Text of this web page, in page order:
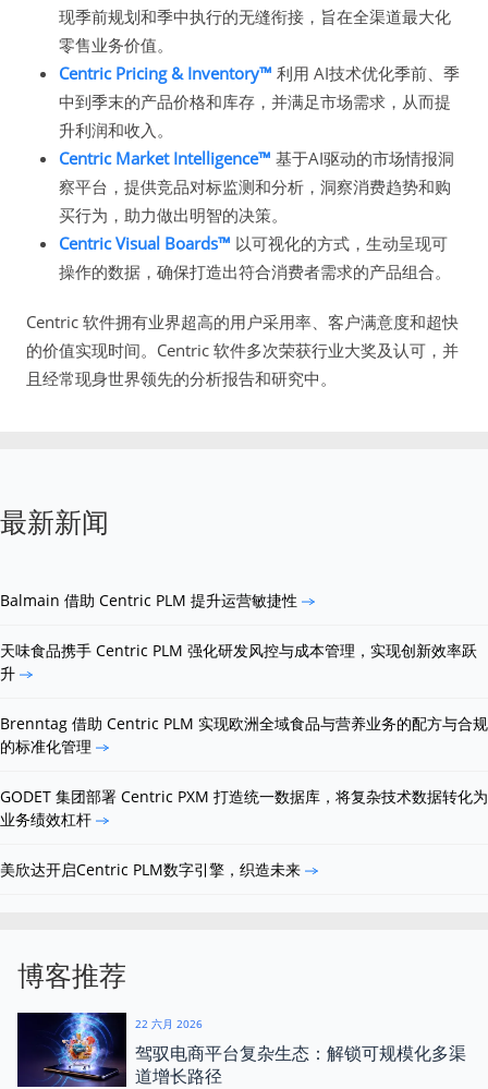
现季前规划和季中执行的无缝衔接，旨在全渠道最大化
零售业务价值。
Centric Pricing & Inventory™ 利用 AI技术优化季前、季
中到季末的产品价格和库存，并满足市场需求，从而提
升利润和收入。
Centric Market Intelligence™ 基于AI驱动的市场情报洞
察平台，提供竞品对标监测和分析，洞察消费趋势和购
买行为，助力做出明智的决策。
Centric Visual Boards™ 以可视化的方式，生动呈现可
操作的数据，确保打造出符合消费者需求的产品组合。
Centric 软件拥有业界超高的用户采用率、客户满意度和超快
的价值实现时间。Centric 软件多次荣获行业大奖及认可，并
且经常现身世界领先的分析报告和研究中。
最新新闻
Balmain 借助 Centric PLM 提升运营敏捷性
天味食品携手 Centric PLM 强化研发风控与成本管理，实现创新效率跃
升
Brenntag 借助 Centric PLM 实现欧洲全域食品与营养业务的配方与合规
的标准化管理
GODET 集团部署 Centric PXM 打造统一数据库，将复杂技术数据转化为
业务绩效杠杆
美欣达开启Centric PLM数字引擎，织造未来
博客推荐
22 六月 2026
驾驭电商平台复杂生态：解锁可规模化多渠
道增长路径